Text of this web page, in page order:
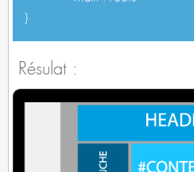
}
Résulat :